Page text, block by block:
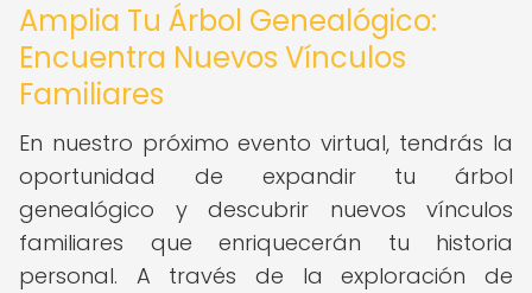
Amplia Tu Árbol Genealógico:
Encuentra Nuevos Vínculos
Familiares
En nuestro próximo evento virtual, tendrás la
oportunidad de expandir tu árbol
genealógico y descubrir nuevos vínculos
familiares que enriquecerán tu historia
personal. A través de la exploración de